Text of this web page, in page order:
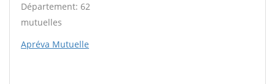
Département: 62
mutuelles
Apréva Mutuelle